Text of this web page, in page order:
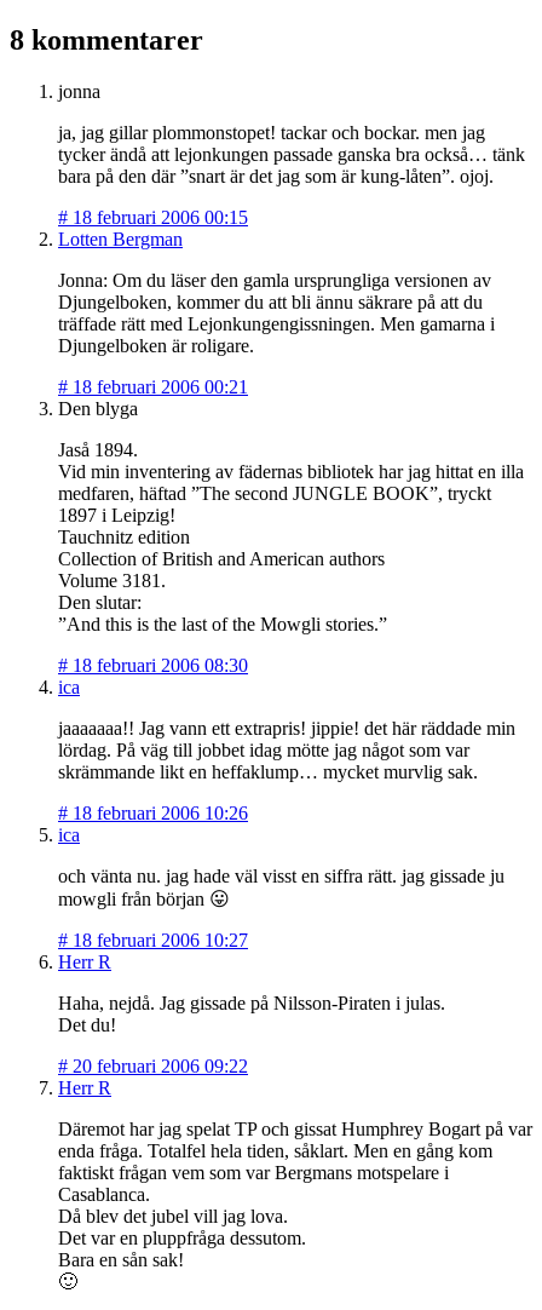
8 kommentarer
jonna
ja, jag gillar plommonstopet! tackar och bockar. men jag
tycker ändå att lejonkungen passade ganska bra också… tänk
bara på den där ”snart är det jag som är kung-låten”. ojoj.
# 18 februari 2006 00:15
Lotten Bergman
Jonna: Om du läser den gamla ursprungliga versionen av
Djungelboken, kommer du att bli ännu säkrare på att du
träffade rätt med Lejonkungengissningen. Men gamarna i
Djungelboken är roligare.
# 18 februari 2006 00:21
Den blyga
Jaså 1894.
Vid min inventering av fädernas bibliotek har jag hittat en illa
medfaren, häftad ”The second JUNGLE BOOK”, tryckt
1897 i Leipzig!
Tauchnitz edition
Collection of British and American authors
Volume 3181.
Den slutar:
”And this is the last of the Mowgli stories.”
# 18 februari 2006 08:30
ica
jaaaaaaa!! Jag vann ett extrapris! jippie! det här räddade min
lördag. På väg till jobbet idag mötte jag något som var
skrämmande likt en heffaklump… mycket murvlig sak.
# 18 februari 2006 10:26
ica
och vänta nu. jag hade väl visst en siffra rätt. jag gissade ju
mowgli från början 😛
# 18 februari 2006 10:27
Herr R
Haha, nejdå. Jag gissade på Nilsson-Piraten i julas.
Det du!
# 20 februari 2006 09:22
Herr R
Däremot har jag spelat TP och gissat Humphrey Bogart på var
enda fråga. Totalfel hela tiden, såklart. Men en gång kom
faktiskt frågan vem som var Bergmans motspelare i
Casablanca.
Då blev det jubel vill jag lova.
Det var en pluppfråga dessutom.
Bara en sån sak!
🙂